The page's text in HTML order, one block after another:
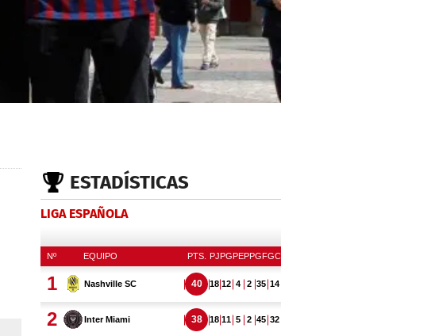
ESTADÍSTICAS
LIGA ESPAÑOLA